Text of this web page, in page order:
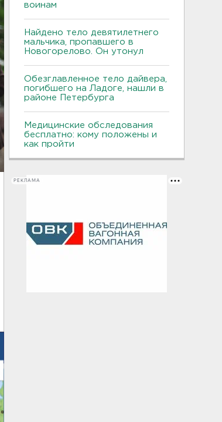
воинам
Найдено тело девятилетнего
мальчика, пропавшего в
Новогорелово. Он утонул
Обезглавленное тело дайвера,
погибшего на Ладоге, нашли в
районе Петербурга
Медицинские обследования
бесплатно: кому положены и
как пройти
РЕКЛАМА